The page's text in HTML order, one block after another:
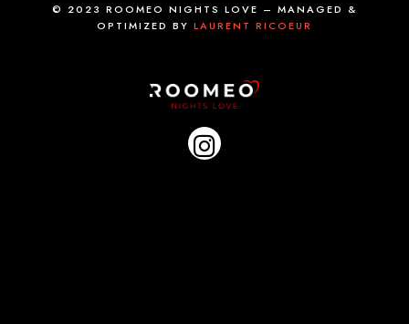
© 2023 ROOMEO NIGHTS LOVE – MANAGED &
OPTIMIZED BY LAURENT RICOEUR